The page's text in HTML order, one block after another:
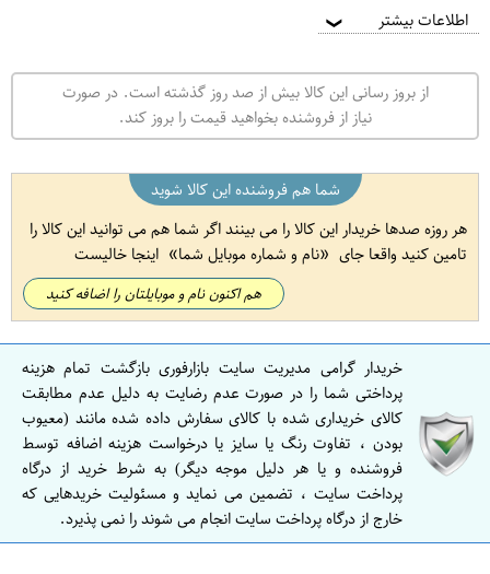
اطلاعات بیشتر ❯
از بروز رسانی این کالا بیش از صد روز گذشته است. در صورت
نیاز از فروشنده بخواهید قیمت را بروز کند.
شما هم فروشنده این کالا شوید
هر روزه صدها خریدار این کالا را می بینند اگر شما هم می توانید این کالا را
تامین کنید واقعا جای
نام و شماره موبایل شما اینجا خالیست
هم اکنون نام و موبایلتان را اضافه کنید
خریدار گرامی مدیریت سایت بازارفوری بازگشت تمام هزینه
پرداختی شما را در صورت عدم رضایت به دلیل عدم مطابقت
کالای خریداری شده با کالای سفارش داده شده مانند (معیوب
بودن ، تفاوت رنگ یا سایز یا درخواست هزینه اضافه توسط
فروشنده و یا هر دلیل موجه دیگر) به شرط خرید از درگاه
پرداخت سایت ، تضمین می نماید و مسئولیت خریدهایی که
خارج از درگاه پرداخت سایت انجام می شوند را نمی پذیرد.